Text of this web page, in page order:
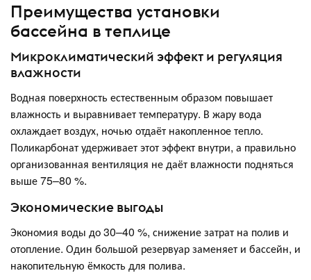
Преимущества установки
бассейна в теплице
Микроклиматический эффект и регуляция
влажности
Водная поверхность естественным образом повышает
влажность и выравнивает температуру. В жару вода
охлаждает воздух, ночью отдаёт накопленное тепло.
Поликарбонат удерживает этот эффект внутри, а правильно
организованная вентиляция не даёт влажности подняться
выше 75–80 %.
Экономические выгоды
Экономия воды до 30–40 %, снижение затрат на полив и
отопление. Один большой резервуар заменяет и бассейн, и
накопительную ёмкость для полива.